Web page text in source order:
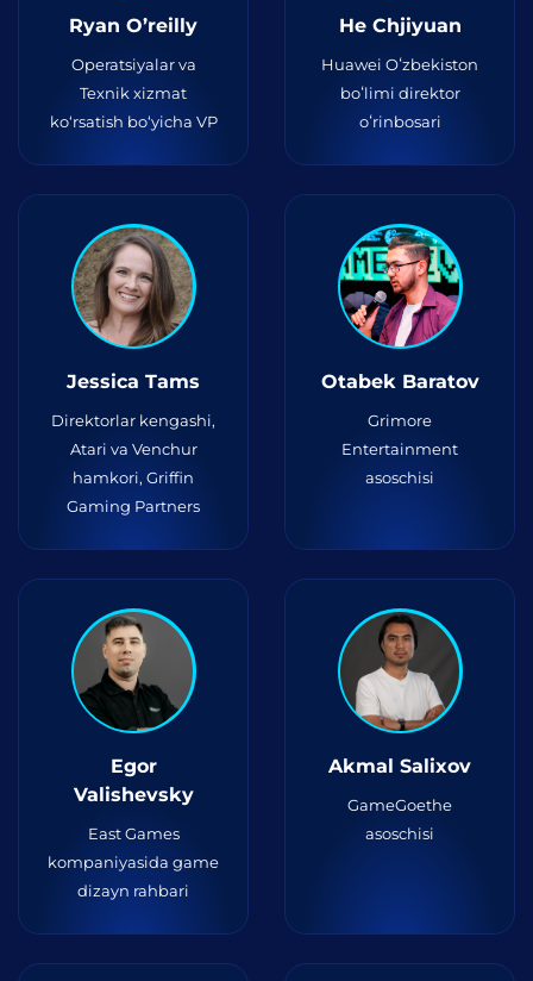
Ryan O’reilly
Operatsiyalar va
Texnik xizmat
ko‘rsatish bo‘yicha VP
He Chjiyuan
Huawei Oʻzbekiston
boʻlimi direktor
oʻrinbosari
Jessica Tams
Direktorlar kengashi,
Atari va Venchur
hamkori, Griffin
Gaming Partners
Otabek Baratov
Grimore
Entertainment
asoschisi
Egor
Valishevsky
East Games
kompaniyasida game
dizayn rahbari
Akmal Salixov
GameGoethe
asoschisi